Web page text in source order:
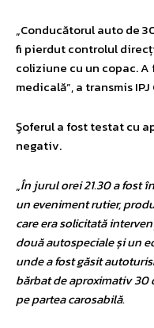
„Conducătorul auto de
fi pierdut controlul
coliziune cu un copac.
medicală”, a transmis IPJ
Şoferul a fost testat cu
negativ.
„În jurul orei 21.30 a fost
un eveniment rutier,
care era solicitată
două autospeciale și un
unde a fost găsit
bărbat de aproximativ 30
pe partea carosabilă.